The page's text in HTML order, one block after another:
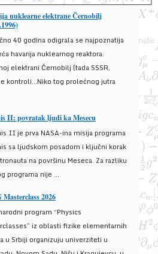
nuklearne elektrane Černobilj
40 godina odigrala se najpoznatija
havarija nuklearnog reaktora.
elektrani Černobilj (tada SSSR,
kontroli...Niko tog prolećnog jutra
II: povratak ljudi ka Mesecu
II je prva NASA-ina misija programa
sa ljudskom posadom i ključni korak
na površinu Meseca. Za razliku
programa nije ...
Masterclass 2026
program “Physics
iz oblasti fizike elementarnih
u Srbiji organizuju univerziteti u